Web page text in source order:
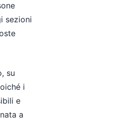
sezioni
su
i
e
a